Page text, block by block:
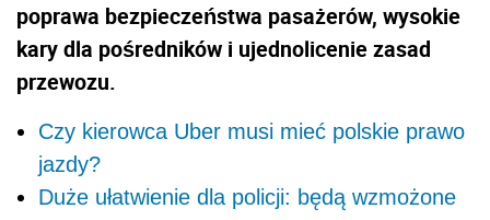
poprawa bezpieczeństwa pasażerów, wysokie
kary dla pośredników i ujednolicenie zasad
przewozu.
Czy kierowca Uber musi mieć polskie prawo
jazdy?
Duże ułatwienie dla policji: będą wzmożone